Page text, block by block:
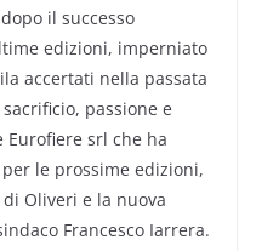
il successo
edizioni, imperniato
accertati nella passata
passione e
Eurofiere srl che ha
le prossime edizioni,
Oliveri e la nuova
Francesco Iarrera.